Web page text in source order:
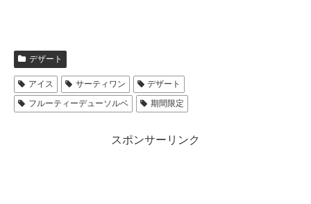
デザート
アイス サーティワン
デザート
フルーティーデューソルベ
期間限定
スポンサーリンク